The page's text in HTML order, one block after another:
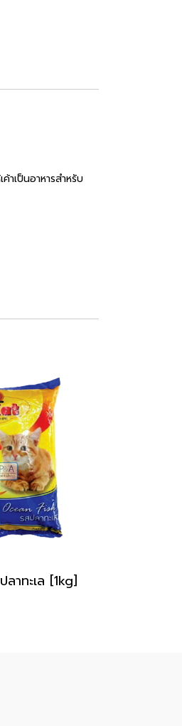
เป็นอาหารสำหรับ
าทะเล [1kg]